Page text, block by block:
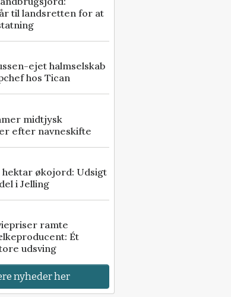
til landsretten for at
ejet halmselskab
hos Tican
midtjysk
efter navneskifte
hektar økojord: Udsigt
i Jelling
ramte
Ét
udsving
nyheder her